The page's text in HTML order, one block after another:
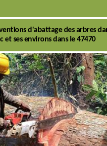
d'abattage des arbres
et ses environs dans le 47470